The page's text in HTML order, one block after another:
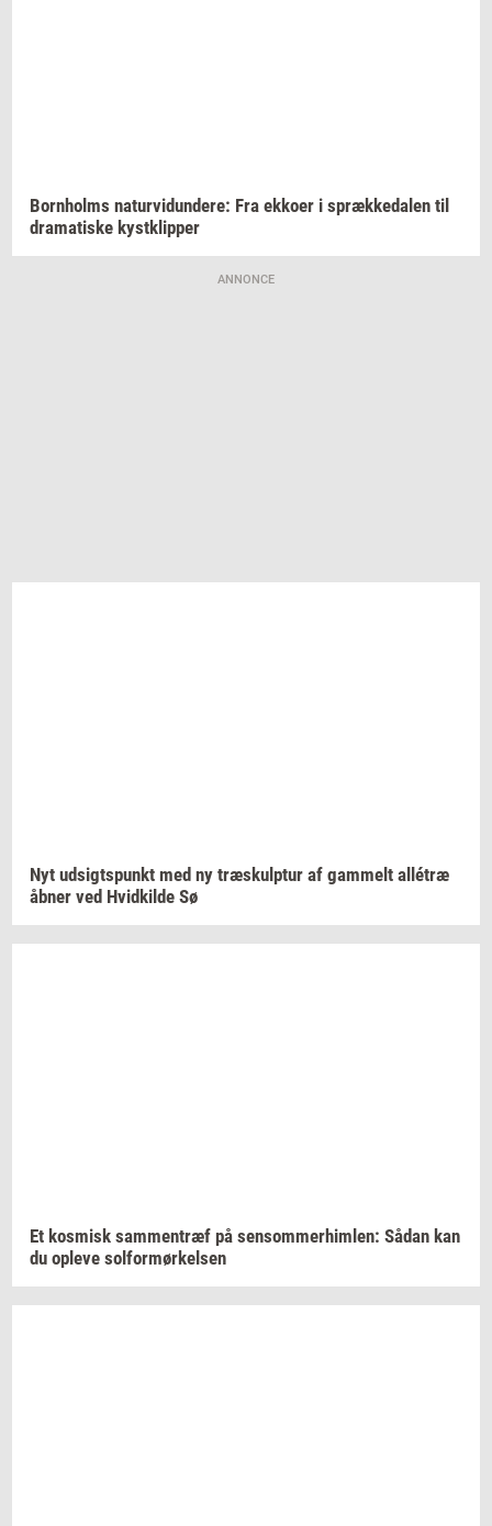
Born­holms na­tur­vi­dun­de­re: Fra ek­ko­er i spræk­ke­da­len til
dra­ma­ti­ske kyst­klip­per
ANNONCE
Nyt ud­sigts­punkt med ny træskul­p­tur af gam­melt allétræ
åbner ved Hvid­kil­de Sø
Et kos­misk sam­men­træf på sen­som­mer­him­len: Sådan kan
du op­le­ve sol­for­mør­kel­sen